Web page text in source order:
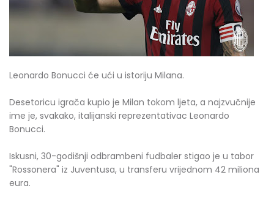
Leonardo Bonucci će ući u istoriju Milana.
Desetoricu igrača kupio je Milan tokom ljeta, a najzvučnije
ime je, svakako, italijanski reprezentativac Leonardo
Bonucci.
Iskusni, 30-godišnji odbrambeni fudbaler stigao je u tabor
"Rossonera" iz Juventusa, u transferu vrijednom 42 miliona
eura.